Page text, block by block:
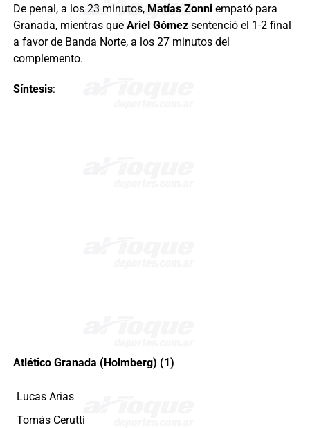
De penal, a los 23 minutos, Matías Zonniempató para
Granada, mientras que Ariel Gómezsentenció el 1-2 final
a favor de Banda Norte, a los 27 minutos del
complemento.
Síntesis:
Atlético Granada (Holmberg) (1)
Lucas Arias
Tomás Cerutti